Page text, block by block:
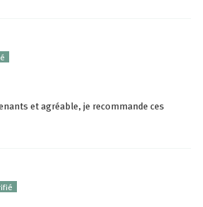
et agréable, je recommande ces